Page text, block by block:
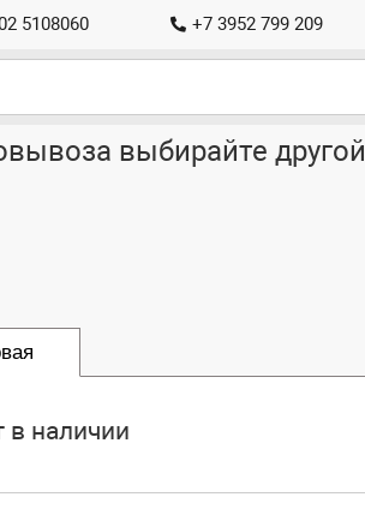
5108060 +7 3952 799 209
выбирайте
в наличии